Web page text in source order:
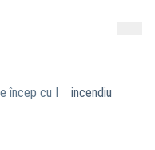
încep cu I incendiu